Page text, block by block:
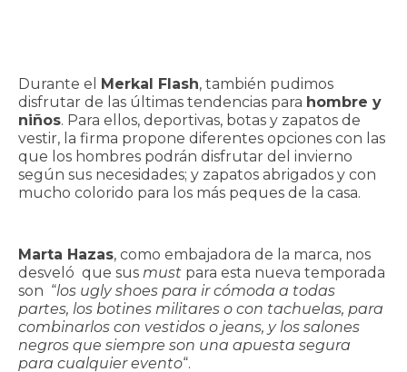
Durante el Merkal Flash, también pudimos
disfrutar de las últimas tendencias para hombre y
niños. Para ellos, deportivas, botas y zapatos de
vestir, la firma propone diferentes opciones con las
que los hombres podrán disfrutar del invierno
según sus necesidades; y zapatos abrigados y con
mucho colorido para los más peques de la casa.
Marta Hazas, como embajadora de la marca, nos
desveló que sus must para esta nueva temporada
son “los ugly shoes para ir cómoda a todas
partes, los botines militares o con tachuelas, para
combinarlos con vestidos o jeans, y los salones
negros que siempre son una apuesta segura
para cualquier evento“.